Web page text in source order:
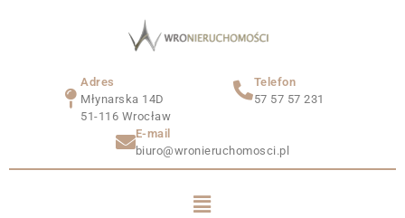
Adres
Młynarska 14D
51-116 Wrocław
Telefon
57 57 57 231
E-mail
biuro@wronieruchomosci.pl